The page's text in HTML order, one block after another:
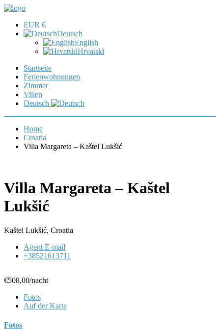
EUR €
Deutsch
English
Hrvatski
Startseite
Ferienwohnungen
Zimmer
Villen
Deutsch
Home
Croatia
Villa Margareta – Kaštel Lukšić
Villa Margareta – Kaštel
Lukšić
Kaštel Lukšić, Croatia
Agent E-mail
+38521613711
€508,00/nacht
Fotos
Auf der Karte
Fotos